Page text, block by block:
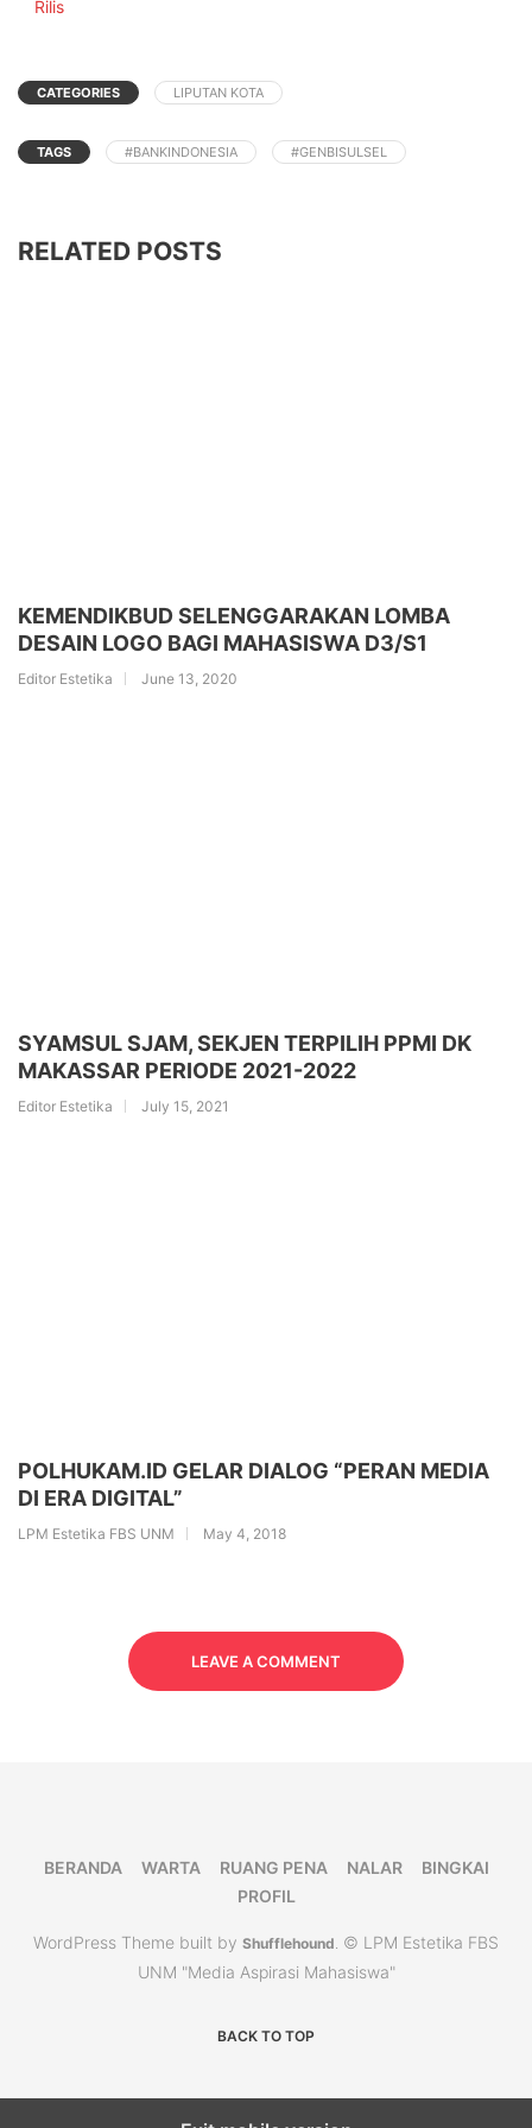
In relation to
Rilis
CATEGORIES LIPUTAN KOTA
TAGS #BANKINDONESIA #GENBISULSEL
RELATED POSTS
KEMENDIKBUD SELENGGARAKAN LOMBA
DESAIN LOGO BAGI MAHASISWA D3/S1
Editor Estetika June 13, 2020
SYAMSUL SJAM, SEKJEN TERPILIH PPMI DK
MAKASSAR PERIODE 2021-2022
Editor Estetika July 15, 2021
POLHUKAM.ID GELAR DIALOG “PERAN MEDIA
DI ERA DIGITAL”
LPM Estetika FBS UNM May 4, 2018
LEAVE A COMMENT
BERANDA WARTA RUANG PENA NALAR
BINGKAI
PROFIL
WordPress Theme built by Shufflehound. © LPM Estetika FBS
UNM "Media Aspirasi Mahasiswa"
BACK TO TOP